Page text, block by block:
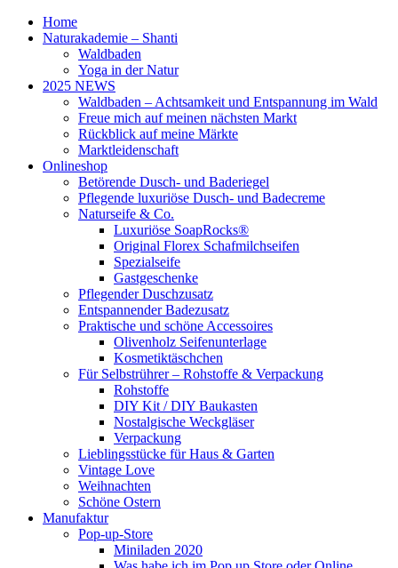
Home
Naturakademie – Shanti
Waldbaden
Yoga in der Natur
2025 NEWS
Waldbaden – Achtsamkeit und Entspannung im Wald
Freue mich auf meinen nächsten Markt
Rückblick auf meine Märkte
Marktleidenschaft
Onlineshop
Betörende Dusch- und Baderiegel
Pflegende luxuriöse Dusch- und Badecreme
Naturseife & Co.
Luxuriöse SoapRocks®
Original Florex Schafmilchseifen
Spezialseife
Gastgeschenke
Pflegender Duschzusatz
Entspannender Badezusatz
Praktische und schöne Accessoires
Olivenholz Seifenunterlage
Kosmetiktäschchen
Für Selbstrührer – Rohstoffe & Verpackung
Rohstoffe
DIY Kit / DIY Baukasten
Nostalgische Weckgläser
Verpackung
Lieblingsstücke für Haus & Garten
Vintage Love
Weihnachten
Schöne Ostern
Manufaktur
Pop-up-Store
Miniladen 2020